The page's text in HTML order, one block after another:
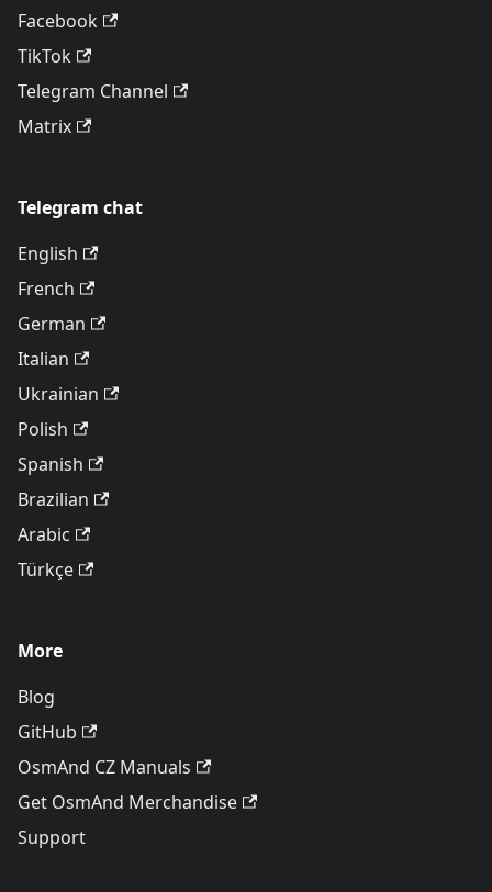
Facebook
TikTok
Telegram Channel
Matrix
Telegram chat
English
French
German
Italian
Ukrainian
Polish
Spanish
Brazilian
Arabic
Türkçe
More
Blog
GitHub
OsmAnd CZ Manuals
Get OsmAnd Merchandise
Support